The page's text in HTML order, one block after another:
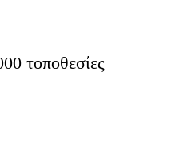
τοποθεσίες